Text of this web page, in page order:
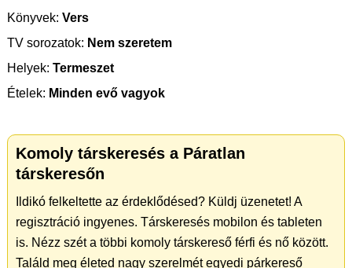
Könyvek: Vers
TV sorozatok: Nem szeretem
Helyek: Termeszet
Ételek: Minden evő vagyok
Komoly társkeresés a Páratlan
társkeresőn
Ildikó felkeltette az érdeklődésed? Küldj üzenetet! A
regisztráció ingyenes. Társkeresés mobilon és tableten
is. Nézz szét a többi komoly társkereső férfi és nő között.
Találd meg életed nagy szerelmét egyedi párkereső